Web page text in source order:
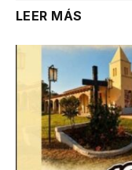
LEER MÁS